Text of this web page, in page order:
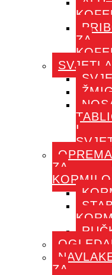
ZA
SVJETLA
I
OPREMA
ZA
KORMILO
ZA